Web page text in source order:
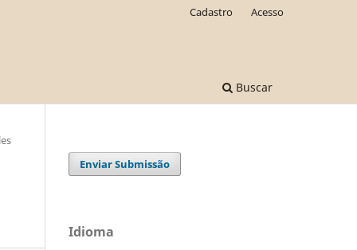
Buscar
Cadastro Acesso
Enviar Submissão
Idioma